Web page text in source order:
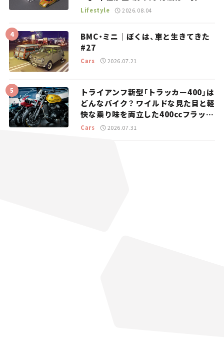
マとホビー】
Lifestyle 2026.08.04
BMC・ミニ｜ぼくは、車と生きてきた
#27
Cars 2026.07.21
トライアンフ新型「トラッカー400」は
どんなバイク？ ワイルドな見た目と軽
快な乗り味を両立した400ccフラット
トラッカー【試乗レビュー】
Cars 2026.07.31